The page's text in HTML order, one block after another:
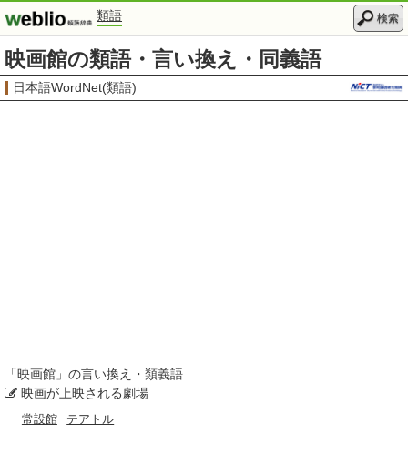
類語 検索
映画館の類語・言い換え・同義語
日本語WordNet(類語)
「映画館 」の言い換え・類義語
映画が上映される劇場
常設館 テアトル